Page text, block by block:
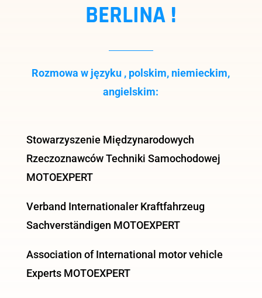
BERLINA !
Rozmowa w języku , polskim, niemieckim,
angielskim:
Stowarzyszenie Międzynarodowych
Rzeczoznawców Techniki Samochodowej
MOTOEXPERT
Verband Internationaler Kraftfahrzeug
Sachverständigen MOTOEXPERT
Association of International motor vehicle
Experts MOTOEXPERT